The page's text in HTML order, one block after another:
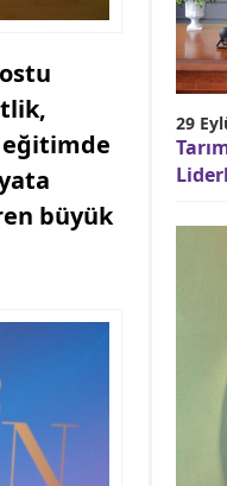
eğitimde
büyük
29